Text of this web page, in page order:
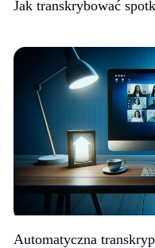
Jak transkrybować
Automatyczna